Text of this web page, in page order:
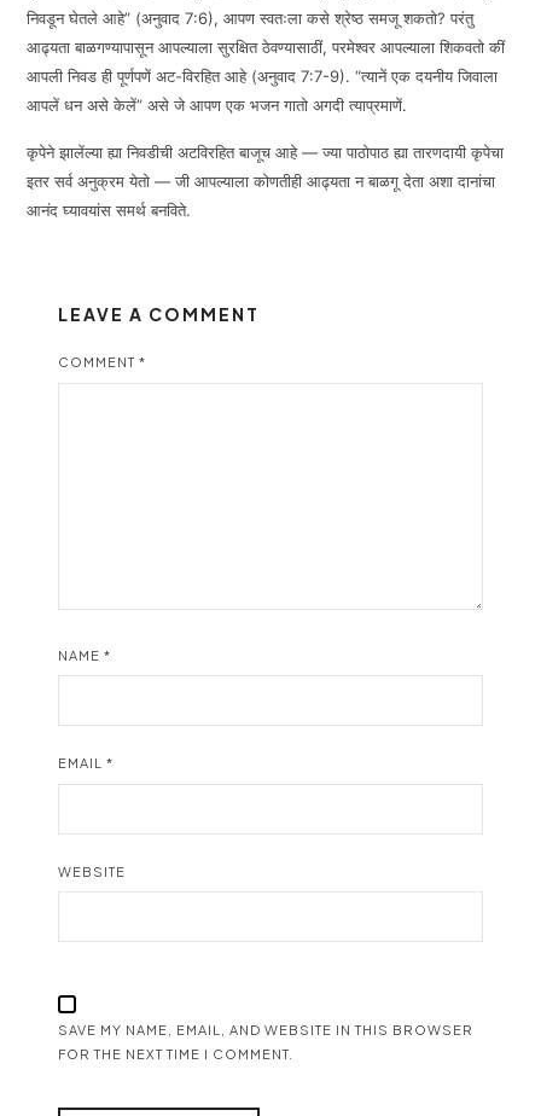
निवडून घेतले आहे” (अनुवाद 7:6), आपण स्वतःला कसे श्रेष्ठ समजू शकतो? परंतु
आढ्यता बाळगण्यापासून आपल्याला सुरक्षित ठेवण्यासाठीं, परमेश्वर आपल्याला शिकवतो कीं
आपली निवड ही पूर्णपणें अट-विरहित आहे (अनुवाद 7:7-9). “त्यानें एक दयनीय जिवाला
आपलें धन असे केलें” असे जे आपण एक भजन गातो अगदी त्याप्रमाणें.
कृपेने झालेंल्या ह्या निवडीची अटविरहित बाजूच आहे — ज्या पाठोपाठ ह्या तारणदायी कृपेचा
इतर सर्व अनुक्रम येतो — जी आपल्याला कोणतीही आढ्यता न बाळगू देता अशा दानांचा
आनंद घ्यावयांस समर्थ बनविते.
LEAVE A COMMENT
COMMENT*
NAME*
EMAIL*
WEBSITE
SAVE MY NAME, EMAIL, AND WEBSITE IN THIS BROWSER
FOR THE NEXT TIME I COMMENT.